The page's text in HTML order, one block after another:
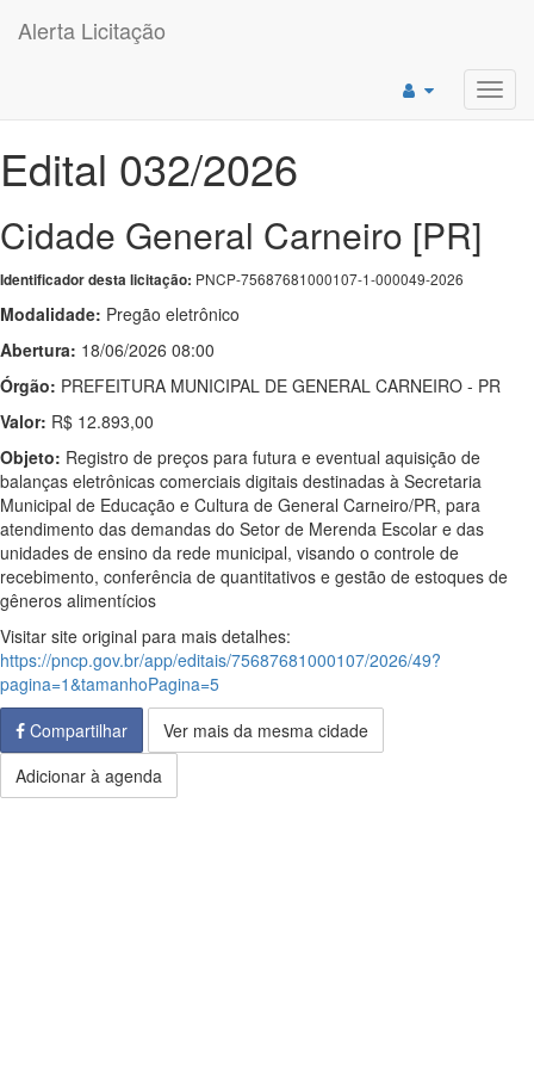
Alerta Licitação
Edital 032/2026
Cidade General Carneiro [PR]
Identificador desta licitação: PNCP-75687681000107-1-000049-2026
Modalidade: Pregão eletrônico
Abertura: 18/06/2026 08:00
Órgão: PREFEITURA MUNICIPAL DE GENERAL CARNEIRO - PR
Valor: R$ 12.893,00
Objeto: Registro de preços para futura e eventual aquisição de
balanças eletrônicas comerciais digitais destinadas à Secretaria
Municipal de Educação e Cultura de General Carneiro/PR, para
atendimento das demandas do Setor de Merenda Escolar e das
unidades de ensino da rede municipal, visando o controle de
recebimento, conferência de quantitativos e gestão de estoques de
gêneros alimentícios
Visitar site original para mais detalhes:
https://pncp.gov.br/app/editais/75687681000107/2026/49?
pagina=1&tamanhoPagina=5
Compartilhar
Ver mais da mesma cidade
Adicionar à agenda